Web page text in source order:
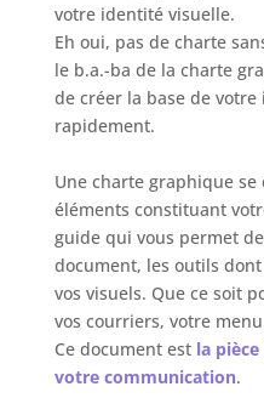
votre identité visuelle.
Eh oui, pas de charte
le b.a.-ba de la charte
de créer la base de
rapidement.
Une charte graphique se
éléments constituant
guide qui vous permet
document, les outils
vos visuels. Que ce soit
vos courriers, votre
Ce document est la
votre communication.